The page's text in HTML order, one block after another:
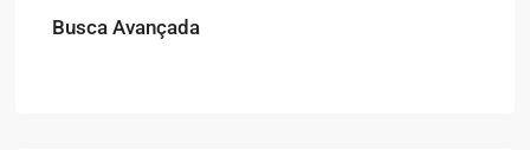
Busca Avançada